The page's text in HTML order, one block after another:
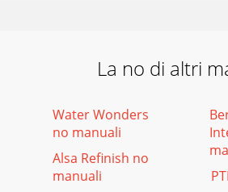
La no di altri
Water Wonders
no manuali
Alsa Refinish no
manuali